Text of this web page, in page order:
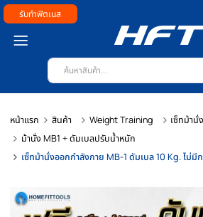
รับทำฟิตเนส
หน้าแรก สินค้า Weight Training
ม้านั่ง MB1 + ดัมเบลปรับน้ำหนัก